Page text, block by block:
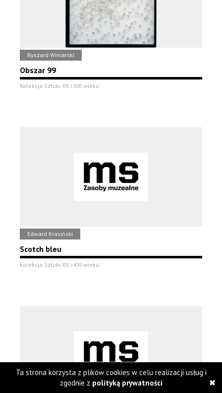
Ryszard Winiarski
Obszar 99
Kolekcja Sztuki XX i XXI wieku
Edward Krasiński
Scotch bleu
Kolekcja Sztuki XX i XXI wieku
Ta strona korzysta z plików cookies w celu realizacji usług i
zgodnie z polityką prywatności